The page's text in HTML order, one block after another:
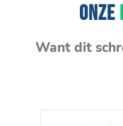
ONZE
Want dit